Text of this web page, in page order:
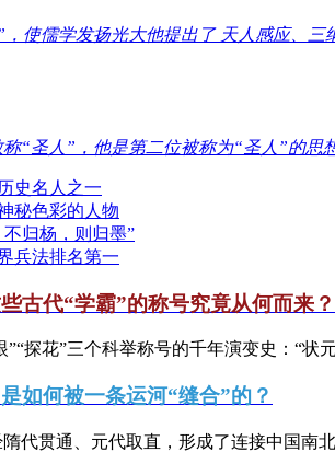
使儒学发扬光大他提出了 天人感应、三
“圣人”，他是第二位被称为“圣人”的思
史名人之一
秘色彩的人物
归杨，则归墨”
兵法排名第一
古代“学霸”的称号究竟从何而来？
”“探花”三个科举称号的千年演变史：“状
如何被一条运河“缝合”的？
代贯通、元代取直，形成了连接中国南